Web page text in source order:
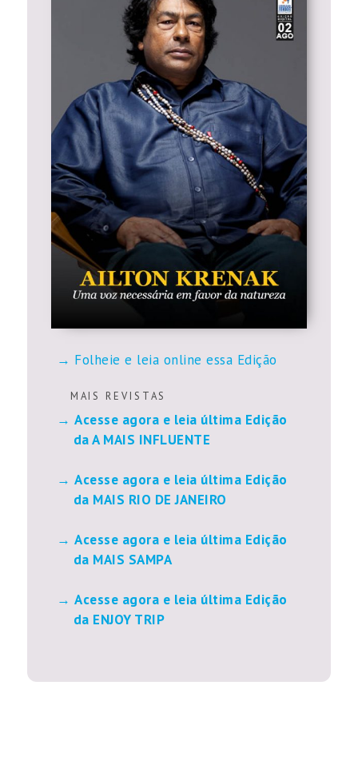
Folheie e leia online essa Edição
M A I S R E V I S T A S
Acesse agora e leia última Edição
da A MAIS INFLUENTE
Acesse agora e leia última Edição
da MAIS RIO DE JANEIRO
Acesse agora e leia última Edição
da MAIS SAMPA
Acesse agora e leia última Edição
da ENJOY TRIP